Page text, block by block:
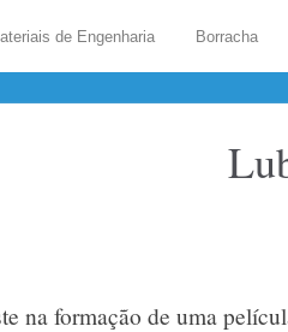
de Engenharia Borracha
na formação de uma